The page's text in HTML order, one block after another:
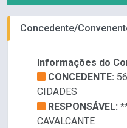
Concedente/
Informações do
CONCEDENTE:
CIDADES
RESPONSÁVEL:
CAVALCANTE